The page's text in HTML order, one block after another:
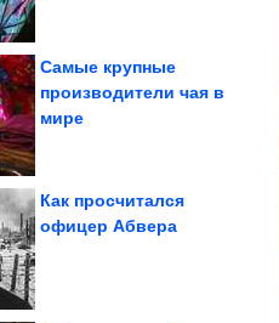
Самые крупные
производители чая в
мире
Нейроны сердца могут
Как просчитался
офицер Абвера